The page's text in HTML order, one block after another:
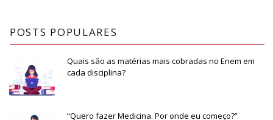
POSTS POPULARES
Quais são as matérias mais cobradas no Enem em
cada disciplina?
“Quero fazer Medicina. Por onde eu começo?”